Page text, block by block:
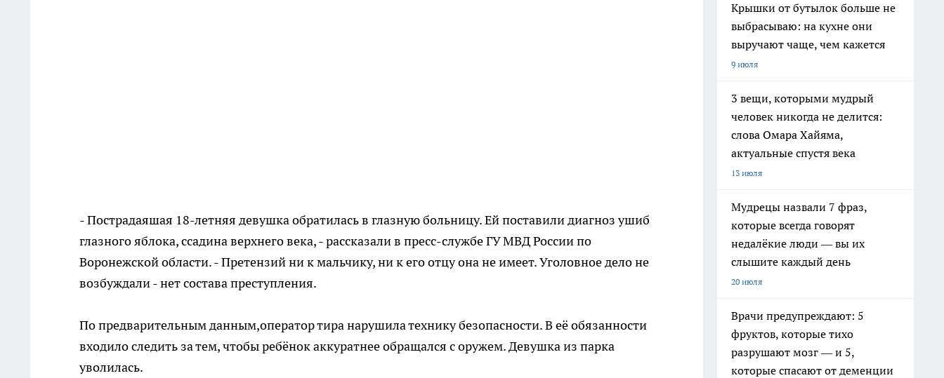
- Пострадаяшая 18-летняя девушка обратилась в глазную больницу. Ей поставили диагноз ушиб
глазного яблока, ссадина верхнего века, - рассказали в пресс-службе ГУ МВД России по
Воронежской области. - Претензий ни к мальчику, ни к его отцу она не имеет. Уголовное дело не
возбуждали - нет состава преступления.
По предварительным данным,оператор тира нарушила технику безопасности. В её обязанности
входило следить за тем, чтобы ребёнок аккуратнее обращался с оружем. Девушка из парка
уволилась.
Крышки от бутылок больше не
выбрасываю: на кухне они
выручают чаще, чем кажется
9 июля
3 вещи, которыми мудрый
человек никогда не делится:
слова Омара Хайяма,
актуальные спустя века
13 июля
Мудрецы назвали 7 фраз,
которые всегда говорят
недалёкие люди — вы их
слышите каждый день
20 июля
Врачи предупреждают: 5
фруктов, которые тихо
разрушают мозг — и 5,
которые спасают от деменции